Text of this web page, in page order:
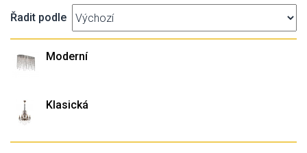
Řadit podle
Moderní
Klasická